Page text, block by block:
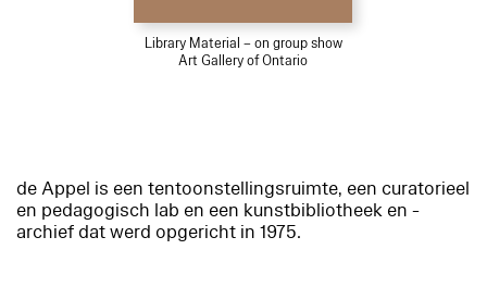
Library Material – on group show
Art Gallery of Ontario
de Appel is een tentoonstellingsruimte, een curatorieel
en pedagogisch lab en een kunstbibliotheek en -
archief dat werd opgericht in 1975.